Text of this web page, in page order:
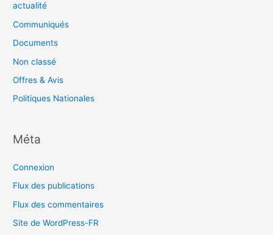
actualité
Communiqués
Documents
Non classé
Offres & Avis
Politiques Nationales
Méta
Connexion
Flux des publications
Flux des commentaires
Site de WordPress-FR